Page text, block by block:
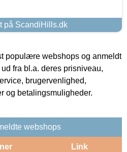
på ScandiHills.dk
populære webshops og anmeldt
fra bl.a. deres prisniveau,
brugervenlighed,
og betalingsmuligheder.
webshops
Link